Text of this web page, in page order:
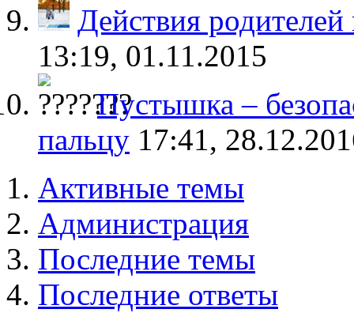
Действия
13:19, 01.11.2015
Пустышка –
пальцу 17:41,
Активные темы
Администрация
Последние темы
Последние ответы